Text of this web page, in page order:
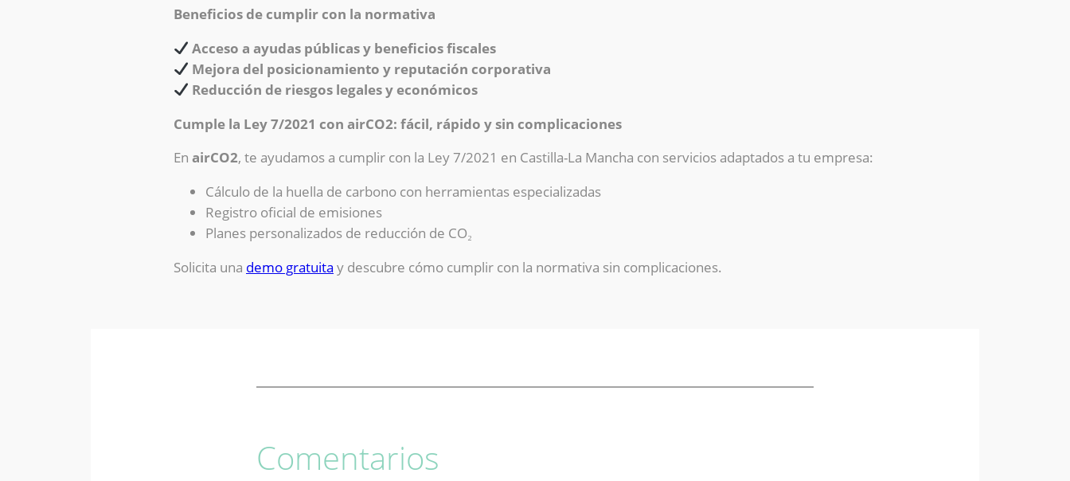
Beneficios de cumplir con la normativa
Acceso a ayudas públicas y beneficios fiscales
Mejora del posicionamiento y reputación corporativa
Reducción de riesgos legales y económicos
Cumple la Ley 7/2021 con airCO2: fácil, rápido y sin complicaciones
En airCO2, te ayudamos a cumplir con la Ley 7/2021 en Castilla-La Mancha con servicios adaptados a tu empresa:
Cálculo de la huella de carbono con herramientas especializadas
Registro oficial de emisiones
Planes personalizados de reducción de CO₂
Solicita una demo gratuita y descubre cómo cumplir con la normativa sin complicaciones.
Comentarios